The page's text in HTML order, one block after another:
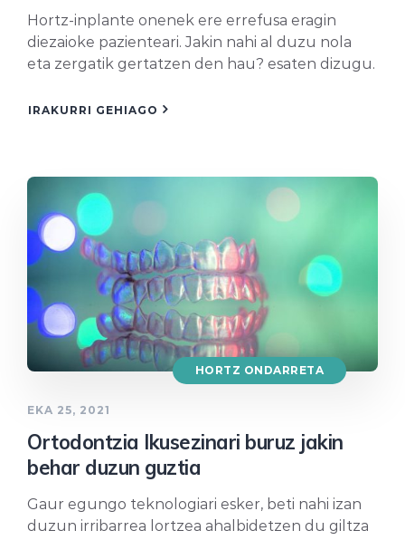
Hortz-inplante onenek ere errefusa eragin
diezaioke pazienteari. Jakin nahi al duzu nola
eta zergatik gertatzen den hau? esaten dizugu.
IRAKURRI GEHIAGO
HORTZ ONDARRETA
EKA 25, 2021
Ortodontzia Ikusezinari buruz jakin
behar duzun guztia
Gaur egungo teknologiari esker, beti nahi izan
duzun irribarrea lortzea ahalbidetzen du giltza